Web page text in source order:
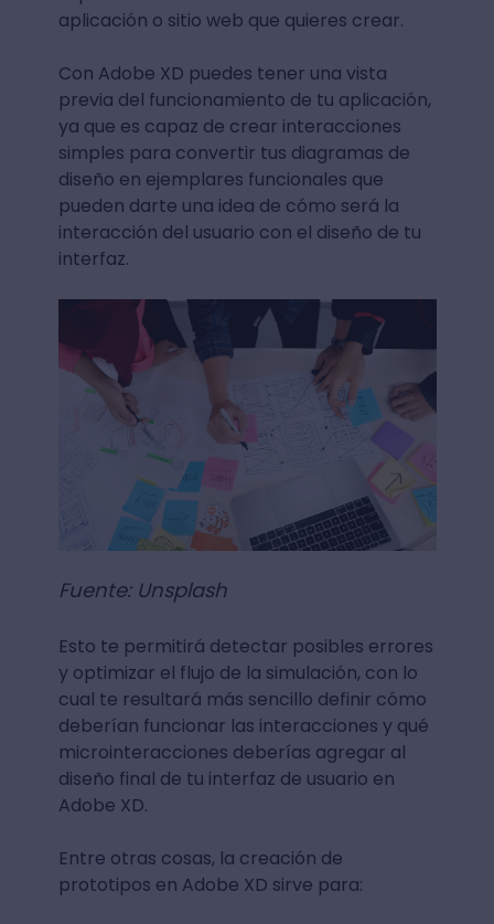
aplicación o sitio web que quieres crear.
Con Adobe XD puedes tener una vista
previa del funcionamiento de tu aplicación,
ya que es capaz de crear interacciones
simples para convertir tus diagramas de
diseño en ejemplares funcionales que
pueden darte una idea de cómo será la
interacción del usuario con el diseño de tu
interfaz.
Fuente: Unsplash
Esto te permitirá detectar posibles errores
y optimizar el flujo de la simulación, con lo
cual te resultará más sencillo definir cómo
deberían funcionar las interacciones y qué
microinteracciones deberías agregar al
diseño final de tu interfaz de usuario en
Adobe XD.
Entre otras cosas, la creación de
prototipos en Adobe XD sirve para: